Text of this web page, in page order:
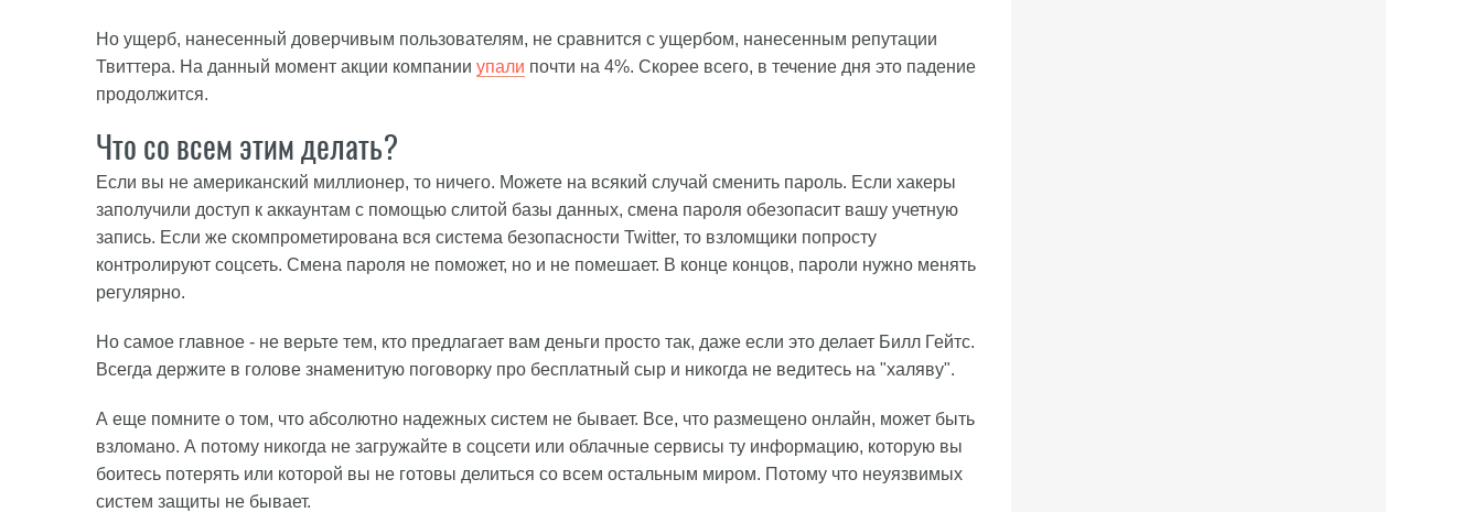
Но ущерб, нанесенный доверчивым пользователям, не сравнится с ущербом, нанесенным репутации
Твиттера. На данный момент акции компании упали почти на 4%. Скорее всего, в течение дня это падение
продолжится.
Что со всем этим делать?
Если вы не американский миллионер, то ничего. Можете на всякий случай сменить пароль. Если хакеры
заполучили доступ к аккаунтам с помощью слитой базы данных, смена пароля обезопасит вашу учетную
запись. Если же скомпрометирована вся система безопасности Twitter, то взломщики попросту
контролируют соцсеть. Смена пароля не поможет, но и не помешает. В конце концов, пароли нужно менять
регулярно.
Но самое главное - не верьте тем, кто предлагает вам деньги просто так, даже если это делает Билл Гейтс.
Всегда держите в голове знаменитую поговорку про бесплатный сыр и никогда не ведитесь на "халяву".
А еще помните о том, что абсолютно надежных систем не бывает. Все, что размещено онлайн, может быть
взломано. А потому никогда не загружайте в соцсети или облачные сервисы ту информацию, которую вы
боитесь потерять или которой вы не готовы делиться со всем остальным миром. Потому что неуязвимых
систем защиты не бывает.